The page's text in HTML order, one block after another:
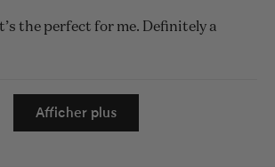
the perfect for me. Definitely a
Chargement...
Afficher plus